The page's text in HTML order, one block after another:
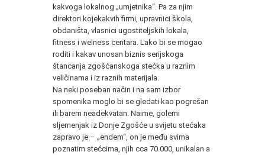
kakvoga lokalnog „umjetnika“. Pa za njim
direktori kojekakvih firmi, upravnici škola,
obdaništa, vlasnici ugostiteljskih lokala,
fitness i welness centara. Lako bi se mogao
roditi i kakav unosan biznis serijskoga
štancanja zgošćanskoga stećka u raznim
veličinama i iz raznih materijala.
Na neki poseban način i na sam izbor
spomenika moglo bi se gledati kao pogrešan
ili barem neadekvatan. Naime, golemi
sljemenjak iz Donje Zgošće u svijetu stećaka
zapravo je – „endem“, on je među svima
poznatim stećcima, njih cca 70.000, unikalan a